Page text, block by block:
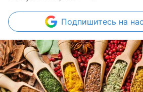
Подпишитесь на